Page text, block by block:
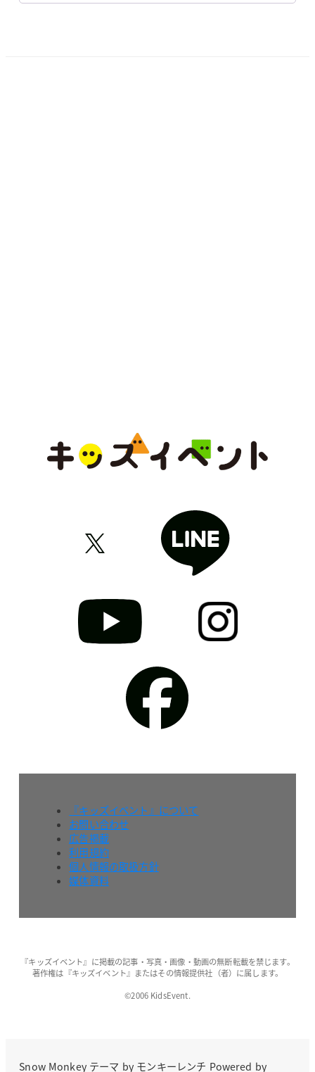
『キッズイベント』について
お問い合わせ
広告掲載
利用規約
個人情報の取扱方針
媒体資料
『キッズイベント』に掲載の記事・写真・画像・動画の無断転載を禁じます。
著作権は『キッズイベント』またはその情報提供社（者）に属します。
©2006 KidsEvent.
Snow Monkeyテーマ by モンキーレンチ Powered by